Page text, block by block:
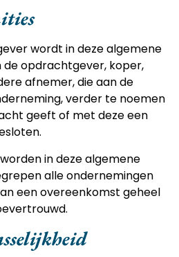
wordt in deze algemene
opdrachtgever, koper,
afnemer, die aan de
verder te noemen
geeft of met deze een
in deze algemene
alle ondernemingen
een overeenkomst geheel